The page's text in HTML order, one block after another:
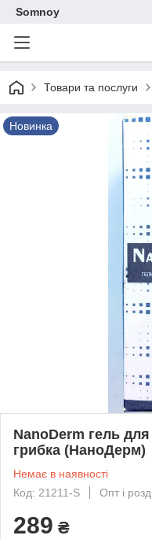
Somnoy
Товари та послуги
Новинка
NanoDerm гель для
грибка (НаноДерм)
Немає в наявності
Код: 21211-S
Опт і
289 ₴